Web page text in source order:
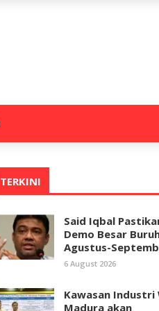
TERKINI
Said Iqbal
Demo Besar
Agustus-
6 August 2026
Kawasan Industri
Madura akan